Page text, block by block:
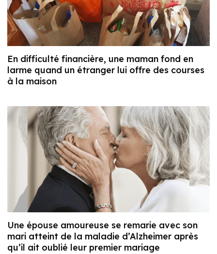
En difficulté financière, une maman fond en
larme quand un étranger lui offre des courses
à la maison
Une épouse amoureuse se remarie avec son
mari atteint de la maladie d’Alzheimer après
qu’il ait oublié leur premier mariage